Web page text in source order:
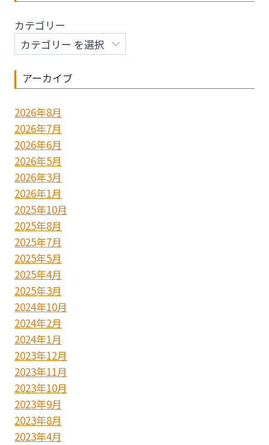
ン
カテゴリー
アーカイブ
2026年8月
2026年7月
2026年6月
2026年5月
2026年3月
2026年1月
2025年10月
2025年8月
2025年7月
2025年5月
2025年4月
2025年3月
2024年10月
2024年2月
2024年1月
2023年12月
2023年11月
2023年10月
2023年9月
2023年8月
2023年4月